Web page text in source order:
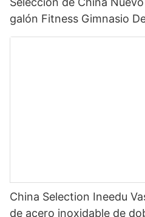
galón Fitness Gimnasio
motivacional de plástico
China Selection Ineedu
de acero inoxidable de